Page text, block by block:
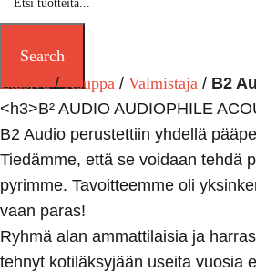
Search
Etusivu
Kauppa Valmistaja
B2
<h3>B² AUDIO AUDIOPHILE
B2 Audio perustettiin yhdellä
Tiedämme, että se voidaan tehdä
pyrimme. Tavoitteemme oli
vaan paras!
Ryhmä alan ammattilaisia ja
tehnyt kotiläksyjään useita vuosia